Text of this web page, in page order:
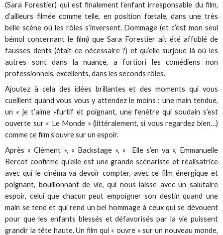
(Sara Forestier) qui est finalement l’enfant irresponsable du film,
d’ailleurs filmée comme telle, en position fœtale, dans une très
belle scène où les rôles s’inversent. Dommage (et c’est mon seul
bémol concernant le film) que Sara Forestier ait été affublé de
fausses dents (était-ce nécessaire ?) et qu’elle surjoue là où les
autres sont dans la nuance, a fortiori les comédiens non
professionnels, excellents, dans les seconds rôles.
Ajoutez à cela des idées brillantes et des moments qui vous
cueillent quand vous vous y attendez le moins : une main tendue,
un « je t’aime »furtif et poignant, une fenêtre qui soudain s’est
ouverte sur « Le Monde » (littéralement, si vous regardez bien…)
comme ce film s’ouvre sur un espoir.
Après « Clément », « Backstage », « Elle s’en va », Emmanuelle
Bercot confirme qu’elle est une grande scénariste et réalisatrice
avec qui le cinéma va devoir compter, avec ce film énergique et
poignant, bouillonnant de vie, qui nous laisse avec un salutaire
espoir, celui que chacun peut empoigner son destin quand une
main se tend et qui rend un bel hommage à ceux qui se dévouent
pour que les enfants blessés et défavorisés par la vie puissent
grandir la tête haute. Un film qui « ouvre » sur un nouveau monde,